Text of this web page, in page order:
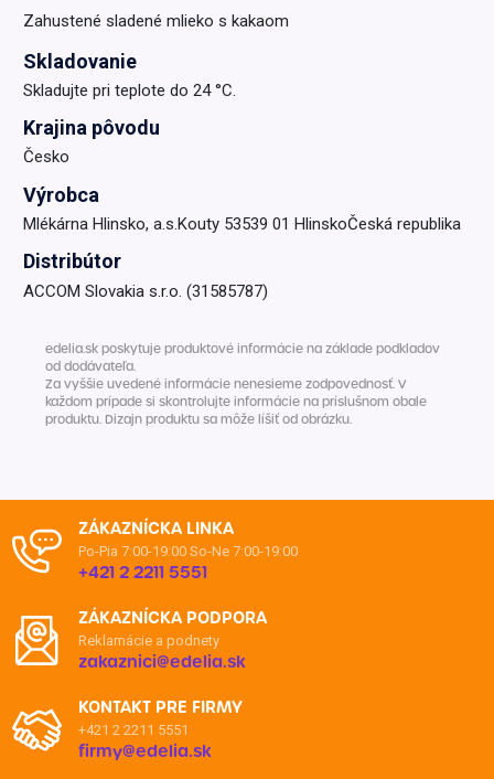
Zahustené sladené mlieko s kakaom
Skladovanie
Skladujte pri teplote do 24 °C.
Krajina pôvodu
Česko
Výrobca
Mlékárna Hlinsko, a.s.Kouty 53539 01 HlinskoČeská republika
Distribútor
ACCOM Slovakia s.r.o. (31585787)
edelia.sk poskytuje produktové informácie na základe podkladov
od dodávateľa.
Za vyššie uvedené informácie nenesieme zodpovednosť. V
každom prípade si skontrolujte informácie na príslušnom obale
produktu. Dizajn produktu sa môže líšiť od obrázku.
ZÁKAZNÍCKA LINKA
Po-Pia 7:00-19:00 So-Ne 7:00-19:00
+421 2 2211 5551
ZÁKAZNÍCKA PODPORA
Reklamácie a podnety
zakaznici@edelia.sk
KONTAKT PRE FIRMY
+421 2 2211 5551
firmy@edelia.sk